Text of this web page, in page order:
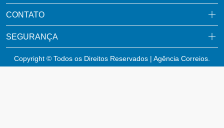
CONTATO
SEGURANÇA
Copyright © Todos os Direitos Reservados | Agência Correios.